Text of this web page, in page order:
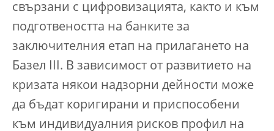
свързани с цифровизацията, както и към
подготвеността на банките за
заключителния етап на прилагането на
Базел III. В зависимост от развитието на
кризата някои надзорни дейности може
да бъдат коригирани и приспособени
към индивидуалния рисков профил на